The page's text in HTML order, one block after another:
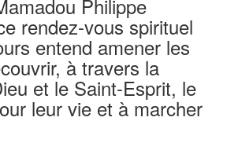
Philippe
rendez-vous spirituel
entend amener les
à travers la
et le Saint-Esprit, le
leur vie et à marcher